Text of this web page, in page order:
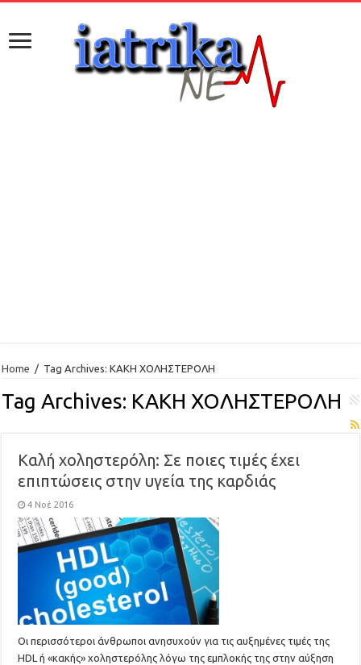
Home / Tag Archives: ΚΑΚΗ ΧΟΛΗΣΤΕΡΟΛΗ
Tag Archives: ΚΑΚΗ ΧΟΛΗΣΤΕΡΟΛΗ
Καλή χοληστερόλη: Σε ποιες τιμές έχει
επιπτώσεις στην υγεία της καρδιάς
4 Νοέ 2016
Οι περισσότεροι άνθρωποι ανησυχούν για τις αυξημένες τιμές της
HDL ή «κακής» χοληστερόλης λόγω της εμπλοκής της στην αύξηση